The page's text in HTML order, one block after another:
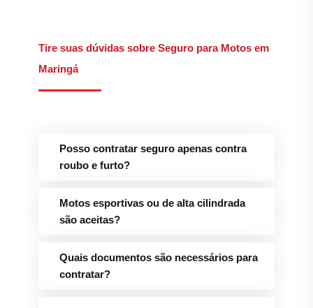
Tire suas dúvidas sobre Seguro para Motos em
Maringá
Posso contratar seguro apenas contra
roubo e furto?
Motos esportivas ou de alta cilindrada
são aceitas?
Quais documentos são necessários para
contratar?